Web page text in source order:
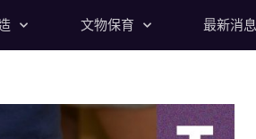
文物保育 最新消息